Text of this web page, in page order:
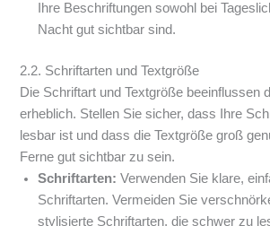
Ihre Beschriftungen sowohl bei
Nacht gut sichtbar sind.
2.2. Schriftarten und Textgröße
Die Schriftart und Textgröße beeinflussen
erheblich. Stellen Sie sicher, dass Ihre
lesbar ist und dass die Textgröße groß
Ferne gut sichtbar zu sein.
Schriftarten: Verwenden Sie klare,
Schriftarten. Vermeiden Sie
stylisierte Schriftarten, die schwer zu